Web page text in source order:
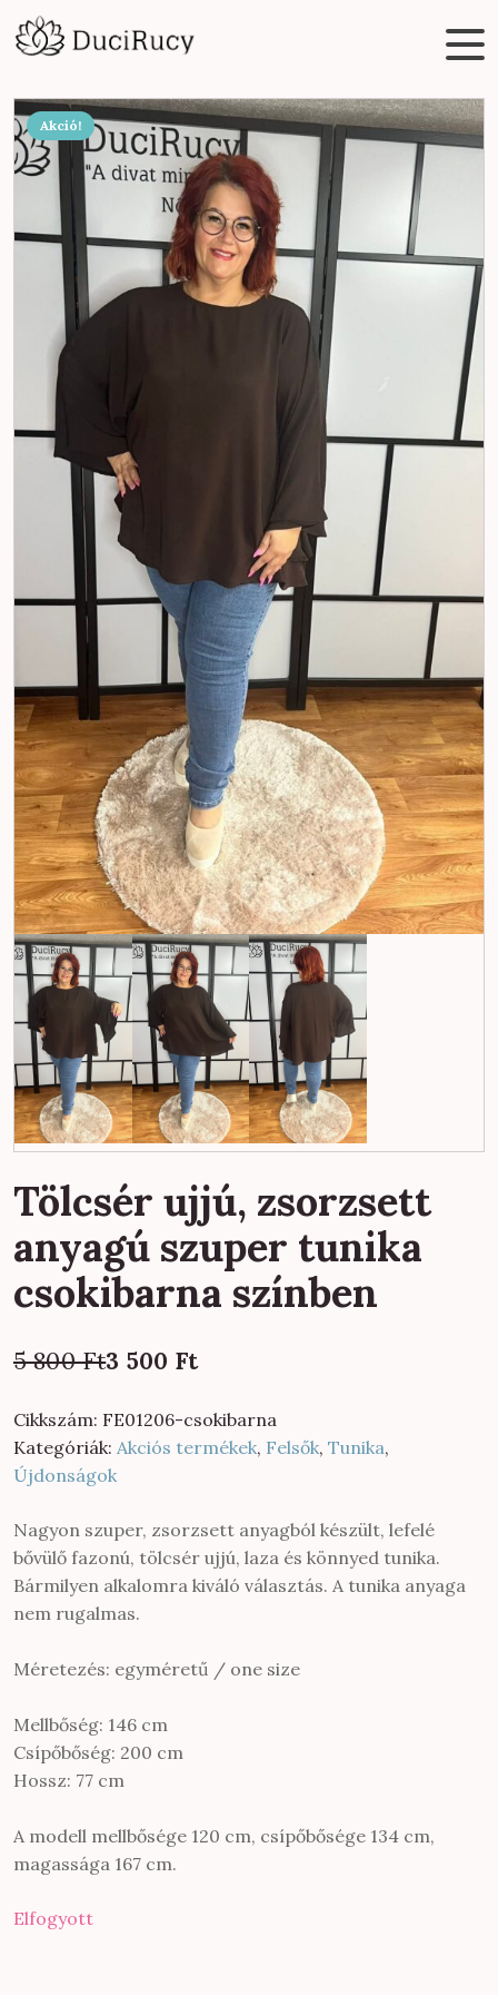
Akció!
Tölcsér ujjú, zsorzsett
anyagú szuper tunika
csokibarna színben
5 800Ft
Original
was:
5
800 Ft.
3 500 Ft
Current
is:
3
500 Ft.
Cikkszám: FE01206-csokibarna
Kategóriák: Akciós termékek, Felsők, Tunika,
Újdonságok
Nagyon szuper, zsorzsett anyagból készült, lefelé
bővülő fazonú, tölcsér ujjú, laza és könnyed tunika.
Bármilyen alkalomra kiváló választás. A tunika anyaga
nem rugalmas.
Méretezés: egyméretű / one size
Mellbőség: 146 cm
Csípőbőség: 200 cm
Hossz: 77 cm
A modell mellbősége 120 cm, csípőbősége 134 cm,
magassága 167 cm.
Elfogyott